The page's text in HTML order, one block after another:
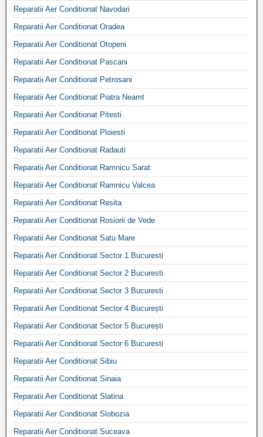
Reparatii Aer Conditionat Navodari
Reparatii Aer Conditionat Oradea
Reparatii Aer Conditionat Otopeni
Reparatii Aer Conditionat Pascani
Reparatii Aer Conditionat Petrosani
Reparatii Aer Conditionat Piatra Neamt
Reparatii Aer Conditionat Pitesti
Reparatii Aer Conditionat Ploiesti
Reparatii Aer Conditionat Radauti
Reparatii Aer Conditionat Ramnicu Sarat
Reparatii Aer Conditionat Ramnicu Valcea
Reparatii Aer Conditionat Resita
Reparatii Aer Conditionat Rosiorii de Vede
Reparatii Aer Conditionat Satu Mare
Reparatii Aer Conditionat Sector 1 Bucuresti
Reparatii Aer Conditionat Sector 2 Bucuresti
Reparatii Aer Conditionat Sector 3 Bucuresti
Reparatii Aer Conditionat Sector 4 București
Reparatii Aer Conditionat Sector 5 București
Reparatii Aer Conditionat Sector 6 Bucuresti
Reparatii Aer Conditionat Sibiu
Reparatii Aer Conditionat Sinaia
Reparatii Aer Conditionat Slatina
Reparatii Aer Conditionat Slobozia
Reparatii Aer Conditionat Suceava